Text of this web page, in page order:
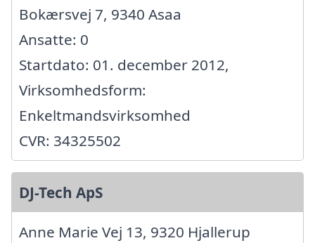
Bokærsvej 7, 9340 Asaa
Ansatte: 0
Startdato: 01. december 2012,
Virksomhedsform:
Enkeltmandsvirksomhed
CVR: 34325502
DJ-Tech ApS
Anne Marie Vej 13, 9320 Hjallerup